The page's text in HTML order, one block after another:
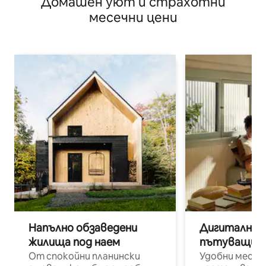
месечни цени
Напълно обзаведени
жилища под наем
От спокойни планински
Дигитални
пътуващи
Удобни